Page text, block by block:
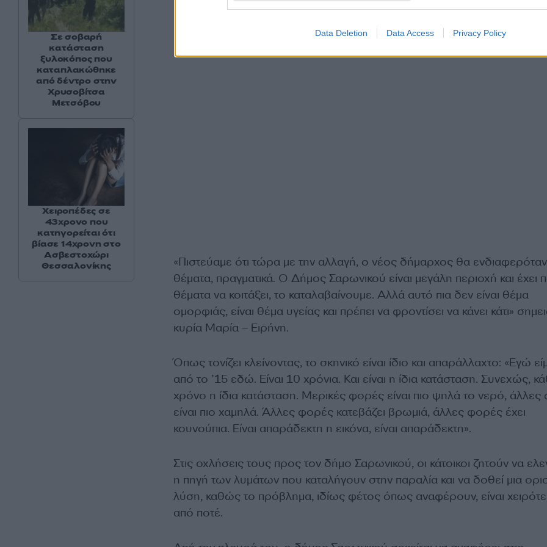
Data Deletion Data Access Privacy Policy
«Πιστεύαμε ότι τώρα με την αλλαγή, ο νέος δήμαρχος θα
θέματα, πραγματικά. Ο Δήμος Σαρωνικού είναι μεγάλη περιοχή και έχει
θέματα να κοιτάξει, το καταλαβαίνουμε. Αλλά αυτό πια δεν είναι θέμα
ομορφιάς, είναι θέμα υγείας και πρέπει να φροντίσει να κάνει κάτι»
κυρία Μαρία – Ειρήνη.
Όπως τονίζει κλείνοντας, το σκηνικό είναι ίδιο και απαράλλαχτο: «Εγώ
από το ’15 εδώ. Είναι 10 χρόνια. Και είναι η ίδια κατάσταση. Συνεχώς,
χρόνο η ίδια κατάσταση. Μερικές φορές είναι πιο ψηλά το νερό,
είναι πιο χαμηλά. Άλλες φορές κατεβάζει βρωμιά, άλλες φορές έχει
κουνούπια. Είναι απαράδεκτη η εικόνα, είναι απαράδεκτη».
Στις οχλήσεις τους προς τον δήμο Σαρωνικού, οι κάτοικοι ζητούν να
η πηγή των λυμάτων που καταλήγουν στην παραλία και να δοθεί μια
λύση, καθώς το πρόβλημα, ιδίως φέτος όπως αναφέρουν, είναι
από ποτέ.
Σε σοβαρή
κατάσταση
ξυλοκόπος που
καταπλακώθηκε
από δέντρο στην
Χρυσοβίτσα
Μετσόβου
Χειροπέδες σε
43χρονο που
κατηγορείται ότι
βίασε 14χρονη στο
Ασβεστοχώρι
Θεσσαλονίκης